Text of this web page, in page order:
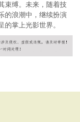
束缚。未来，随着技
的浪潮中，继续扮演
掌上光影世界。